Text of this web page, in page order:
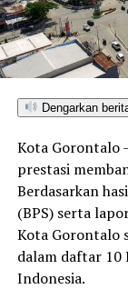
DON'T MISS
Nelson: 2020
Dengarkan
Kota Gorontalo
prestasi
Berdasarkan
(BPS) serta
Kota Gorontalo
dalam daftar 10
Indonesia.